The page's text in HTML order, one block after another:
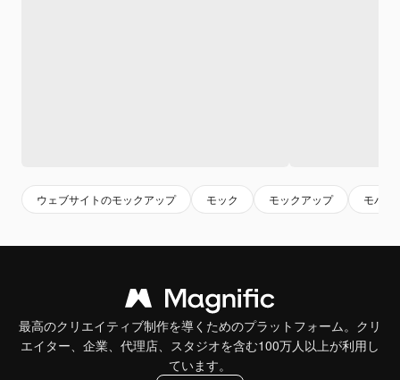
ウェブサイトのモックアップ モック モックアップ モバイ
最高のクリエイティブ制作を導くためのプラットフォーム。クリ
エイター、企業、代理店、スタジオを含む100万人以上が利用し
ています。